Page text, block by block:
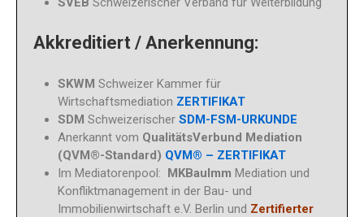
Akkreditiert / Anerkennung:
SKWM Schweizer Kammer für
Wirtschaftsmediation ZERTIFIKAT
SDM Schweizerischer SDM-FSM-URKUNDE
Anerkannt vom QualitätsVerbund Mediation
(QVM®-Standard) QVM® – ZERTIFIKAT
Im Mediatorenpool: MKBauImm Mediation und
Konfliktmanagement in der Bau- und
Immobilienwirtschaft e.V. Berlin und Zertifierter